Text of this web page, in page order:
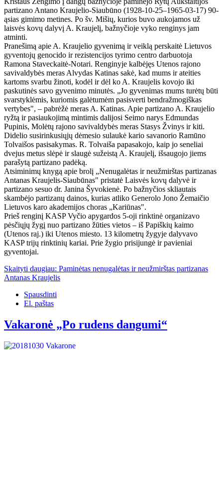
partizano Antano Kraujelio-Siaubūno (1928-10-25–1965-03-17) 90-
ąsias gimimo metines. Po šv. Mišių, kurios buvo aukojamos už
laisvės kovų dalyvį A. Kraujelį, bažnyčioje vyko renginys jam
atminti.
Pranešimą apie A. Kraujelio gyvenimą ir veiklą perskaitė Lietuvos
gyventojų genocido ir rezistencijos tyrimo centro darbuotoja
Ramona Staveckaitė-Notari. Renginyje kalbėjęs Utenos rajono
savivaldybės meras Alvydas Katinas sakė, kad mums ir ateities
kartoms svarbu žinoti, kodėl ir dėl ko A. Kraujelis kovojo iki
paskutinės savo gyvenimo minutės. „Jo gyvenimas mums turėtų būti
svarstyklėmis, kuriomis galėtumėm pasisverti bendražmogiškas
vertybes", – pabrėžė meras A. Katinas. Apie partizano A. Kraujelio
ryžtą ir pasiaukojimą mintimis dalijosi Seimo narys Edmundas
Pupinis, Molėtų rajono savivaldybės meras Stasys Žvinys ir kiti.
Didelio susirinkusiųjų dėmesio sulaukė kario savanorio Ramūno
Tolvaišos pasisakymas. R. Tolvaiša papasakojo, kaip jo seneliai
dvejus metus slėpė ir slaugė sužeistą A. Kraujelį, išsaugojo jiems
parašytą partizano padėką.
Atsiminimų knygą apie brolį „Nenugalėtas ir neužmirštas partizanas
Antanas Kraujelis-Siaubūnas" pristatė Laisvės kovų dalyvė ir
partizano sesuo dr. Janina Šyvokienė. Po bažnyčios skliautais
skambėjo partizanų dainos, kurias atliko Generolo Jono Žemaičio
Lietuvos karo akademijos choras „Kariūnas".
Prieš renginį KASP Vyčio apygardos 5-oji rinktinė organizavo
pėsčiųjų žygį nuo partizano žūties vietos – iš Papiškių kaimo
(Utenos raj.) iki Utenos miesto. 13 kilometrų žygyje dalyvavo
KASP trijų rinktinių kariai. Prie žygio prisijungė ir pavieniai
gyventojai.
Skaityti daugiau: Paminėtas nenugalėtas ir neužmirštas partizanas
Antanas Kraujelis
Spausdinti
El. paštas
Vakaronė „Po rudens dangumi“